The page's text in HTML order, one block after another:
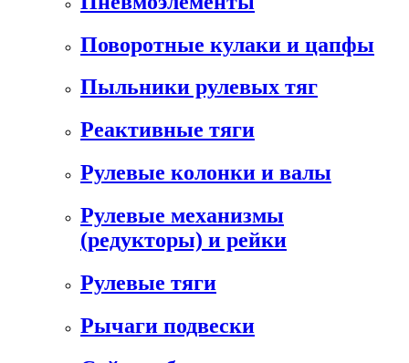
Поворотные кулаки и цапфы
Пыльники рулевых тяг
Реактивные тяги
Рулевые колонки и валы
Рулевые механизмы
(редукторы) и рейки
Рулевые тяги
Рычаги подвески